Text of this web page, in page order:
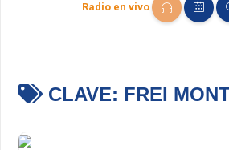
Radio en vivo
CLAVE: FREI